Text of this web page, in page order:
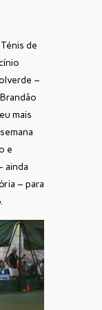
de
–
mais
e
ainda
– para